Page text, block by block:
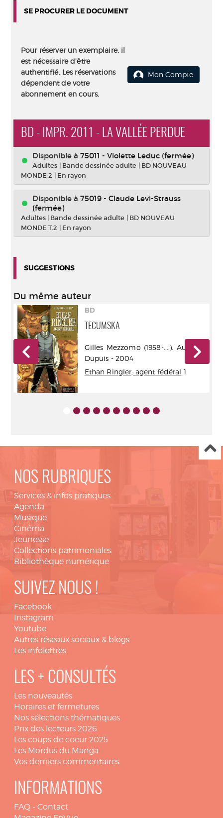
SE PROCURER LE DOCUMENT
Pour réserver un exemplaire, il
est nécessaire d'être
authentifié. Les réservations
dépendent de votre
abonnement en cours.
Mon Compte
BD - IMPR. 2011 - LA VALLÉE PERDUE
Disponible à 75011 - Violette Leduc (fermée)
Adultes | Bande dessinée adulte | BD NOUVEAU
MONDE 2 | En rayon
Disponible à 75019 - Claude Levi-Strauss
(fermée)
Adultes | Bande dessinée adulte | BD NOUVEAU
MONDE T.2 | En rayon
SUGGESTIONS
Du même auteur
BD
TECUMSKA
Gilles Mezzomo (1958-....). Auteur -
Dupuis - 2004
Ethan Ringler, agent fédéral 1
NOS RUBRIQUES
Services & infos pratiques
Agenda
Musique
Cinéma
Jeunesse
Collections patrimoniales
Bibliothèque numérique
SUIVEZ NOUS !
Facebook
Instagram
Youtube
Autres réseaux sociaux & blogs
Les infolettres
LES + CONSULTÉS
Les nouveautés
Horaires et fermetures
Nos sélections thématiques
Prix des lecteurs 2026
Les coups de coeur 2025
Les Mordus du Manga
Vos derniers commentaires
INFORMATIONS
FAQ - Contact